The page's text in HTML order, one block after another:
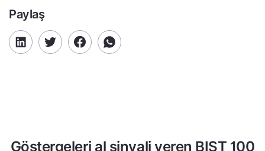
Paylaş
Göstergeleri al sinyali veren BIST 100